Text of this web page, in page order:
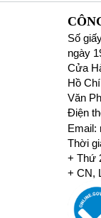
Số
ngày
Cửa
Hồ
Văn
Điện
Email:
Thời
+ Thứ
+ CN,